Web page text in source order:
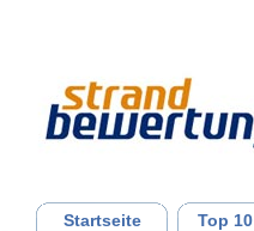
Startseite Top 10